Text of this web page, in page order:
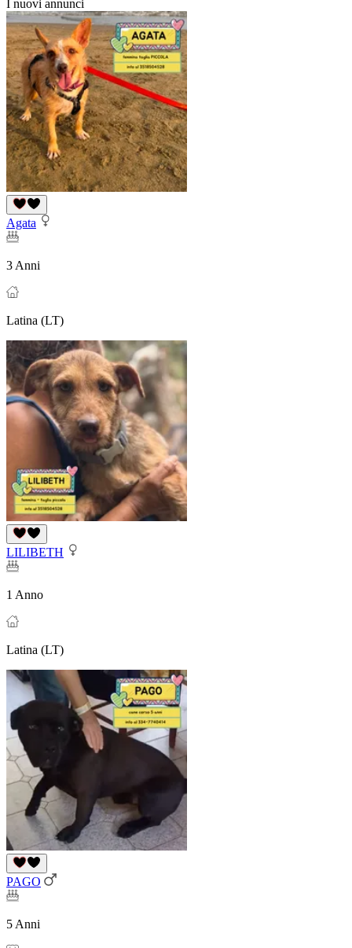
I nuovi annunci
Agata
3 Anni
Latina (LT)
LILIBETH
1 Anno
Latina (LT)
PAGO
5 Anni